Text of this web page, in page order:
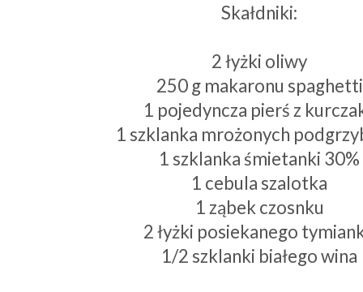
Skałdniki:
2 łyżki oliwy
250 g makaronu spaghetti
1 pojedyncza pierś z
1 szklanka mrożonych
1 szklanka śmietanki 30%
1 cebula szalotka
1 ząbek czosnku
2 łyżki posiekanego
1/2 szklanki białego wina